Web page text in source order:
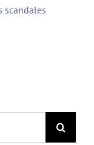
scandales